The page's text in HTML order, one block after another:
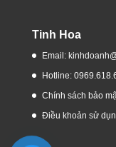
Tinh Hoa
Email:
Hotline:
Chính sách bảo
Điều khoản sử